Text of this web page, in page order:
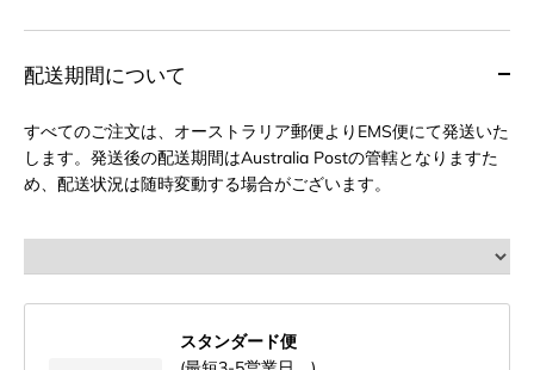
配送期間について
すべてのご注文は、オーストラリア郵便よりEMS便にて発送いた
します。発送後の配送期間はAustralia Postの管轄となりますた
め、配送状況は随時変動する場合がございます。
スタンダード便